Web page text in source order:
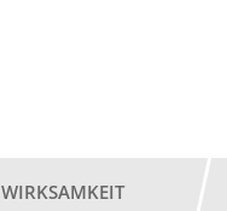
WIRKSAMKEIT